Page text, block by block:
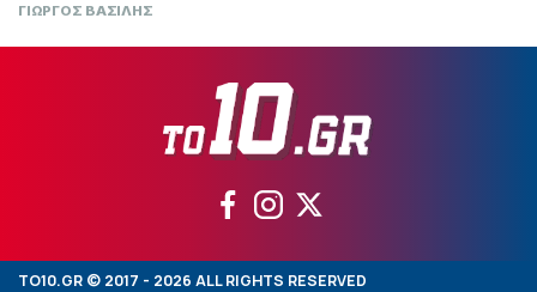
ΓΙΩΡΓΟΣ ΒΑΣΙΛΗΣ
TO10.GR © 2017 - 2026 ALL RIGHTS RESERVED